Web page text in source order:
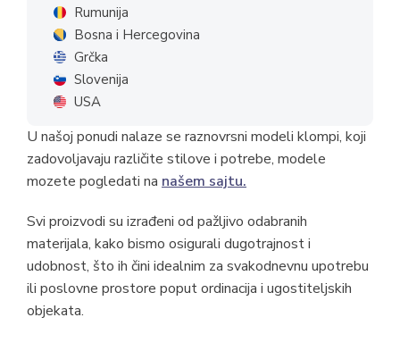
Rumunija
Bosna i Hercegovina
Grčka
Slovenija
USA
U našoj ponudi nalaze se raznovrsni modeli klompi, koji
zadovoljavaju različite stilove i potrebe, modele
mozete pogledati na našem sajtu.
Svi proizvodi su izrađeni od pažljivo odabranih
materijala, kako bismo osigurali dugotrajnost i
udobnost, što ih čini idealnim za svakodnevnu upotrebu
ili poslovne prostore poput ordinacija i ugostiteljskih
objekata.